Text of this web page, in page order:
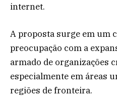
internet.
A proposta surge em um
preocupação com a
armado de organizações
especialmente em áreas
regiões de fronteira.